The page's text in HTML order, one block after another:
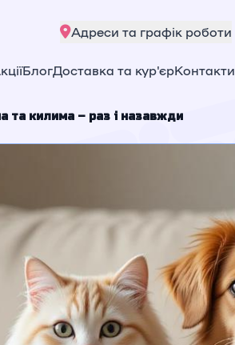
Адреси та графік роботи
БлогДоставка та кур'єрКонтакти
та килима – раз і назавжди